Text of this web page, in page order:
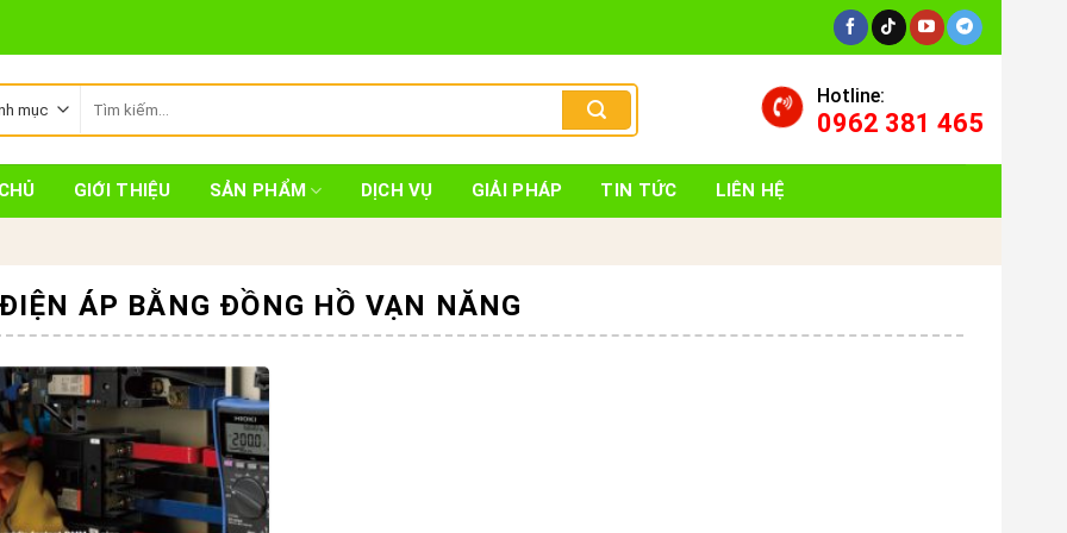
kiếm:
Hotline:
0962 381 465
GIỚI THIỆU SẢN PHẨM DỊCH VỤ GIẢI PHÁP TIN TỨC LIÊN HỆ
ÁP BẰNG ĐỒNG HỒ VẠN NĂNG